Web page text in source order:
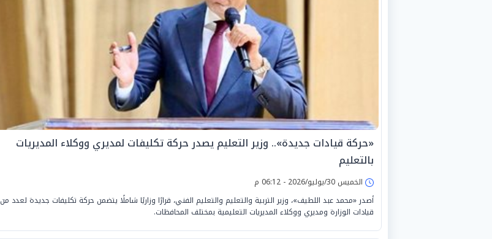
«حركة قيادات جديدة».. وزير التعليم يصدر حركة تكليفات لمديري ووكلاء المديريات
بالتعليم
الخميس 30/يوليو/2026 - 06:12 م
أصدر «محمد عبد اللطيف»، وزير التربية والتعليم والتعليم الفني، قرارًا وزاريًا شاملًا يتضمن حركة تكليفات جديدة لعدد من
قيادات الوزارة ومديري ووكلاء المديريات التعليمية بمختلف المحافظات.